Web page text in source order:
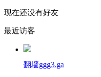
现在还没有好友
最近访客
翻墙ggg3.ga